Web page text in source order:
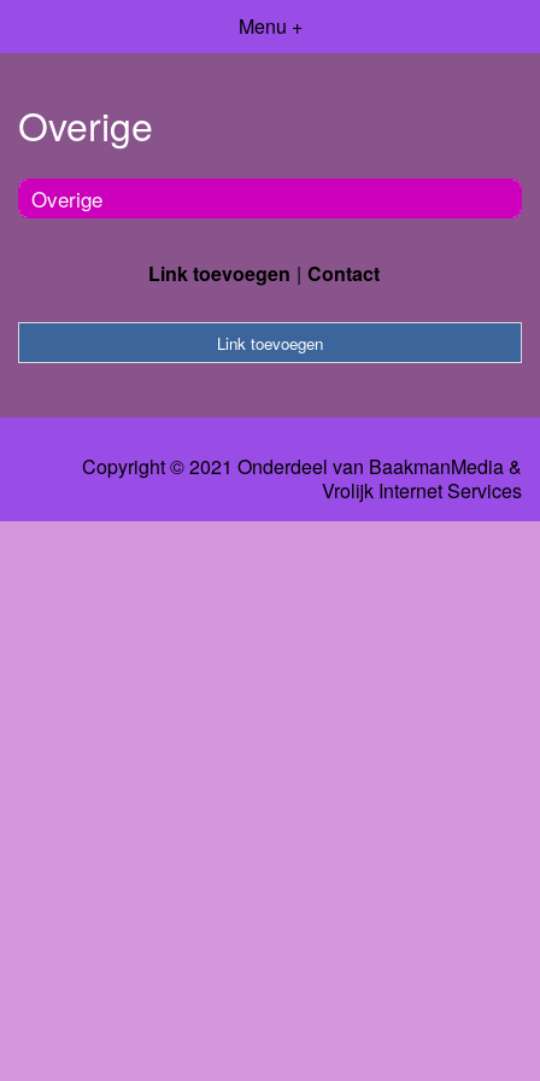
Menu +
Overige
Overige
Link toevoegen Contact
Link toevoegen
Copyright © 2021 Onderdeel van BaakmanMedia&
Vrolijk Internet Services